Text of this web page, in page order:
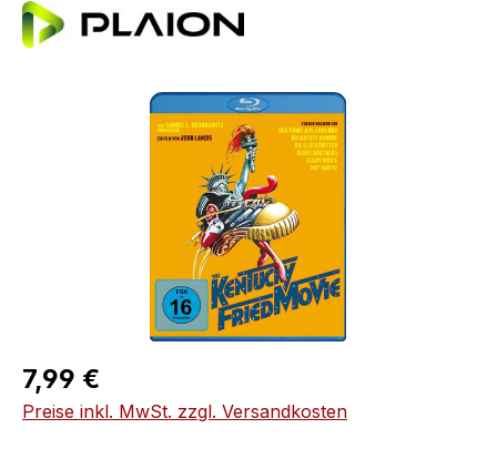
Bildergalerie überspringen
Regulärer Preis:
7,99 €
Preise inkl. MwSt. zzgl. Versandkosten